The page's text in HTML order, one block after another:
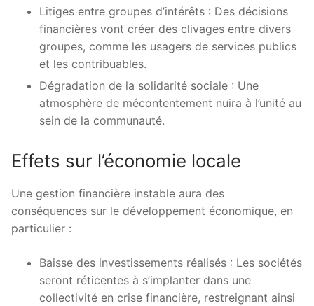
Litiges entre groupes d’intérêts : Des décisions
financières vont créer des clivages entre divers
groupes, comme les usagers de services publics
et les contribuables.
Dégradation de la solidarité sociale : Une
atmosphère de mécontentement nuira à l’unité au
sein de la communauté.
Effets sur l’économie locale
Une gestion financière instable aura des
conséquences sur le développement économique, en
particulier :
Baisse des investissements réalisés : Les sociétés
seront réticentes à s’implanter dans une
collectivité en crise financière, restreignant ainsi